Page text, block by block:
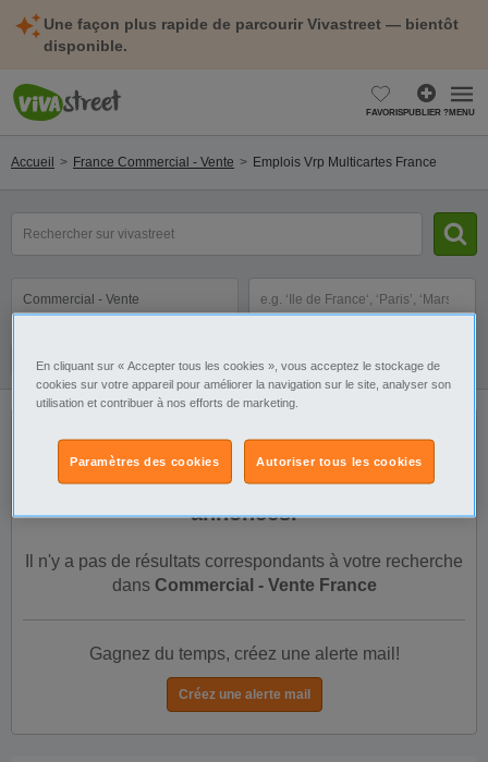
Une façon plus rapide de parcourir Vivastreet — bientôt
disponible.
FAVORISPUBLIER ?MENU
Accueil France Commercial - Vente Emplois Vrp Multicartes France
clé(s)
Filtres Galerie Alerte
Il n'y a pas de résultats. Élargissez votre
recherche pour retrouver toutes nos
annonces.
Il n'y a pas de résultats correspondants à votre recherche
dans Commercial - Vente France
Gagnez du temps, créez une alerte mail!
En cliquant sur « Accepter tous les cookies », vous acceptez le stockage de
cookies sur votre appareil pour améliorer la navigation sur le site, analyser son
utilisation et contribuer à nos efforts de marketing.
Autoriser tous les cookies
Paramètres des cookies